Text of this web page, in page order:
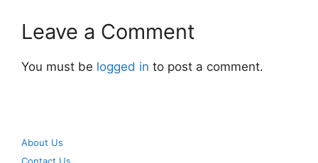
Leave a Comment
You must be logged in to post a comment.
About Us
Contact Us